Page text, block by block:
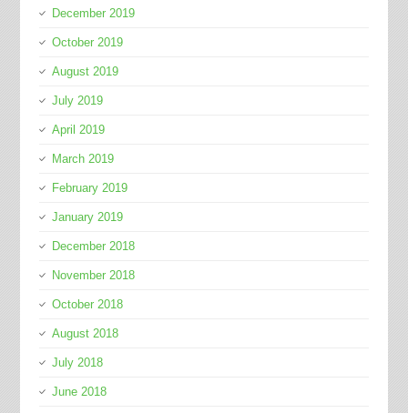
December 2019
October 2019
August 2019
July 2019
April 2019
March 2019
February 2019
January 2019
December 2018
November 2018
October 2018
August 2018
July 2018
June 2018